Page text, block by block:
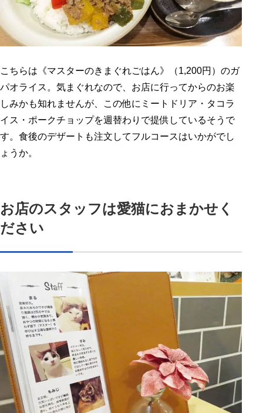
こちらは《マスターのきまぐれごはん》（1,200円）のガ
パオライス。気まぐれなので、お店に行ってからのお楽
しみかも知れませんが、この他にミートドリア・タコラ
イス・ポークチョップを週替わりで提供しているそうで
す。食後のデザートも注文してフルコースはいかがでし
ょうか。
お店のスタッフは愛猫におまかせく
ださい